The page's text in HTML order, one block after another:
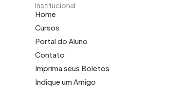
Institucional
Home
Cursos
Portal do Aluno
Contato
Imprima seus Boletos
Indique um Amigo